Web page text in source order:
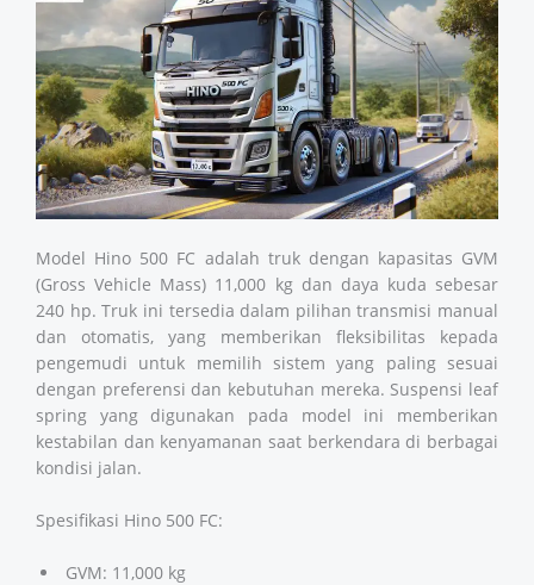
Model Hino 500 FC adalah truk dengan kapasitas GVM
(Gross Vehicle Mass) 11,000 kg dan daya kuda sebesar
240 hp. Truk ini tersedia dalam pilihan transmisi manual
dan otomatis, yang memberikan fleksibilitas kepada
pengemudi untuk memilih sistem yang paling sesuai
dengan preferensi dan kebutuhan mereka. Suspensi leaf
spring yang digunakan pada model ini memberikan
kestabilan dan kenyamanan saat berkendara di berbagai
kondisi jalan.
Spesifikasi Hino 500 FC:
GVM: 11,000 kg